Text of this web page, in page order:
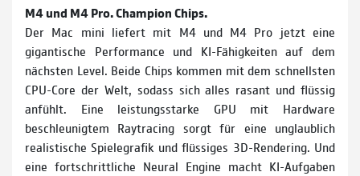
M4 und M4 Pro. Champion Chips.
Der Mac mini liefert mit M4 und M4 Pro jetzt eine
gigantische Performance und KI-Fähigkeiten auf dem
nächsten Level. Beide Chips kommen mit dem schnellsten
CPU-Core der Welt, sodass sich alles rasant und flüssig
anfühlt. Eine leistungsstarke GPU mit Hardware
beschleunigtem Raytracing sorgt für eine unglaublich
realistische Spiele­grafik und flüssiges 3D-Rendering. Und
eine fortschrittliche Neural Engine macht KI-Aufgaben